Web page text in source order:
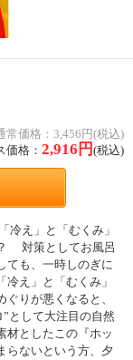
常価格：3,456円(税込)
価格： 2,916 円 (税込)
冷え」と「むくみ」
対策としてお風呂
ても、一時しのぎに
え」と「むくみ」
りが悪くなると、
として大注目の自然
材としたこの『ホッ
らないという方、夕